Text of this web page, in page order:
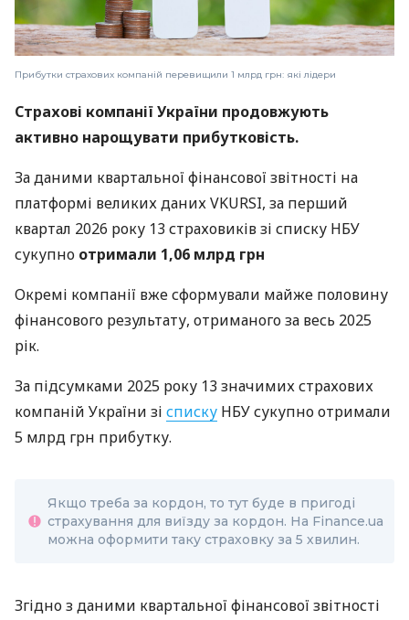
Прибутки страхових компаній перевищили 1 млрд грн: які лідери
Страхові компанії України продовжують
активно нарощувати прибутковість.
За даними квартальної фінансової звітності на
платформі великих даних VKURSI, за перший
квартал 2026 року 13 страховиків зі списку НБУ
сукупно отримали 1,06 млрд грн
Окремі компанії вже сформували майже половину
фінансового результату, отриманого за весь 2025
рік.
За підсумками 2025 року 13 значимих страхових
компаній України зі списку НБУ сукупно отримали
5 млрд грн прибутку.
Якщо треба за кордон, то тут буде в пригоді
страхування для виїзду за кордон. На Finance.ua
можна оформити таку страховку за 5 хвилин.
Згідно з даними квартальної фінансової звітності